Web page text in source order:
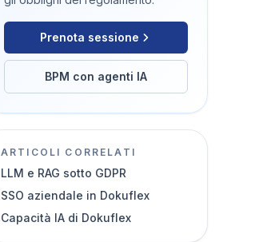
Prenota sessione
BPM con agenti IA
ARTICOLI CORRELATI
LLM e RAG sotto GDPR
SSO aziendale in Dokuflex
Capacità IA di Dokuflex